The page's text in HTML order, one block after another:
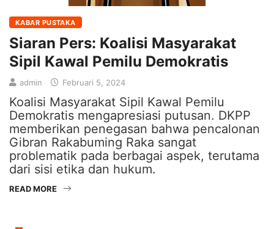
KABAR PUSTAKA
Siaran Pers: Koalisi Masyarakat
Sipil Kawal Pemilu Demokratis
admin Februari 5, 2024
Koalisi Masyarakat Sipil Kawal Pemilu
Demokratis mengapresiasi putusan. DKPP
memberikan penegasan bahwa pencalonan
Gibran Rakabuming Raka sangat
problematik pada berbagai aspek, terutama
dari sisi etika dan hukum.
READ MORE